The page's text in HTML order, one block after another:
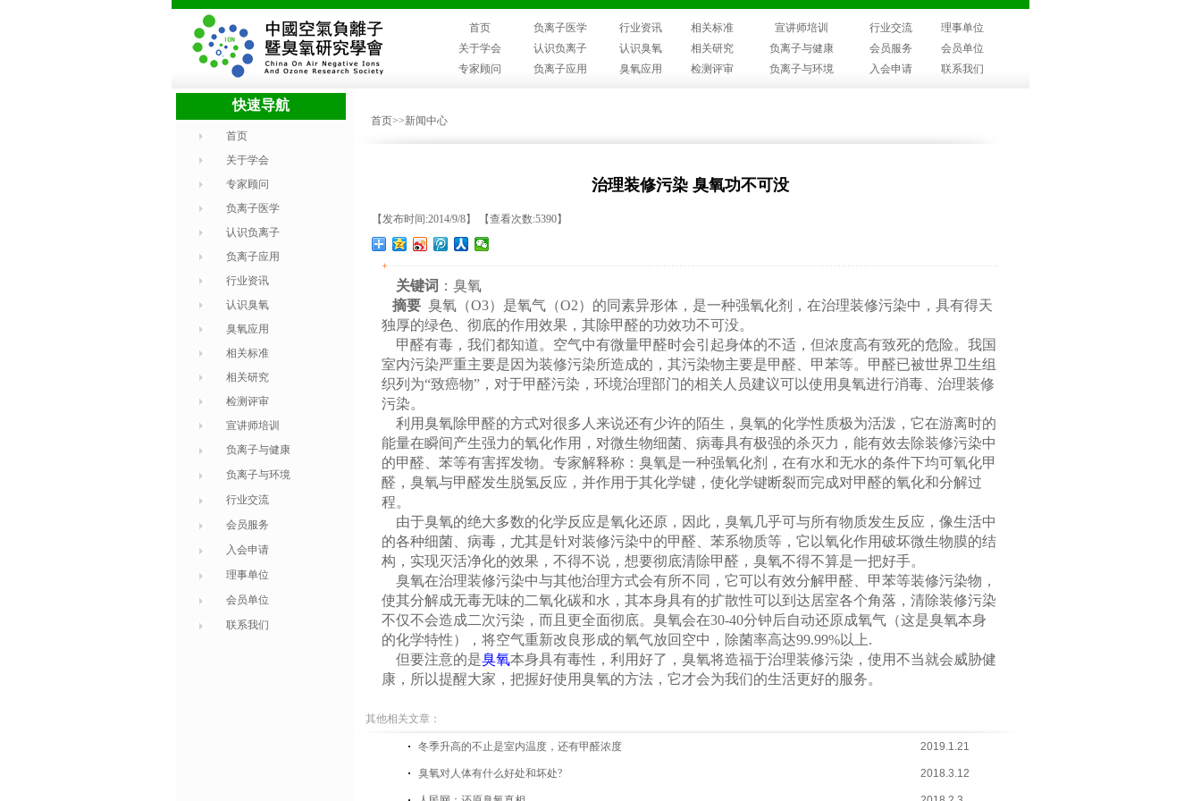
首页 负离子医学 行业资讯 相关标准 宣讲师培训 行业交流
理事单位
关于学会
认识负离子 认识臭氧 相关研究 负离子与健康 会员服务
会员单位
专家顾问
负离子应用 臭氧应用 检测评审 负离子与环境 入会申请 联系我们
快速导航
首页
关于学会
专家顾问
负离子医学
认识负离子
负离子应用
行业资讯
认识臭氧
臭氧应用
相关标准
相关研究
检测评审
宣讲师培训
负离子与健康
负离子与环境
行业交流
会员服务
入会申请
理事单位
会员单位
联系我们
首页>>新闻中心
治理装修污染 臭氧功不可没
【发布时间:2014/9/8】 【查看次数:5390】
+
关键词 ：臭氧
摘要 臭氧（O3）是氧气（O2）的同素异形体，是一种强氧化剂，在治理装修污染中，具有得天
独厚的绿色、彻底的作用效果，其除甲醛的功效功不可没。
甲醛有毒，我们都知道。空气中有微量甲醛时会引起身体的不适，但浓度高有致死的危险。我国
室内污染严重主要是因为装修污染所造成的，其污染物主要是甲醛、甲苯等。甲醛已被世界卫生组
织列为“致癌物”，对于甲醛污染，环境治理部门的相关人员建议可以使用臭氧进行消毒、治理装修
污染。
利用臭氧除甲醛的方式对很多人来说还有少许的陌生，臭氧的化学性质极为活泼，它在游离时的
能量在瞬间产生强力的氧化作用，对微生物细菌、病毒具有极强的杀灭力，能有效去除装修污染中
的甲醛、苯等有害挥发物。专家解释称：臭氧是一种强氧化剂，在有水和无水的条件下均可氧化甲
醛，臭氧与甲醛发生脱氢反应，并作用于其化学键，使化学键断裂而完成对甲醛的氧化和分解过
程。
由于臭氧的绝大多数的化学反应是氧化还原，因此，臭氧几乎可与所有物质发生反应，像生活中
的各种细菌、病毒，尤其是针对装修污染中的甲醛、苯系物质等，它以氧化作用破坏微生物膜的结
构，实现灭活净化的效果，不得不说，想要彻底清除甲醛，臭氧不得不算是一把好手。
臭氧在治理装修污染中与其他治理方式会有所不同，它可以有效分解甲醛、甲苯等装修污染物，
使其分解成无毒无味的二氧化碳和水，其本身具有的扩散性可以到达居室各个角落，清除装修污染
不仅不会造成二次污染，而且更全面彻底。臭氧会在30-40分钟后自动还原成氧气（这是臭氧本身
的化学特性），将空气重新改良形成的氧气放回空中，除菌率高达99.99%以上.
但要注意的是臭氧本身具有毒性，利用好了，臭氧将造福于治理装修污染，使用不当就会威胁健
康，所以提醒大家，把握好使用臭氧的方法，它才会为我们的生活更好的服务。
其他相关文章：
冬季升高的不止是室内温度，还有甲醛浓度 2019.1.21
臭氧对人体有什么好处和坏处? 2018.3.12